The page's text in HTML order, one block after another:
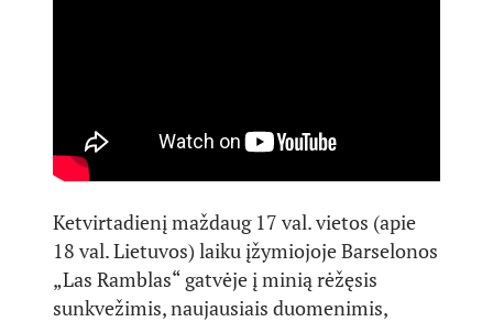
Ketvirtadienį maždaug 17 val. vietos (apie
18 val. Lietuvos) laiku įžymiojoje Barselonos
„Las Ramblas“ gatvėje į minią rėžęsis
sunkvežimis, naujausiais duomenimis,